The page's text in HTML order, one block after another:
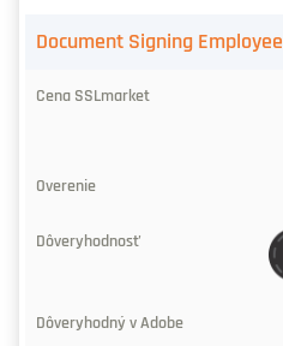
Document Signing Employee